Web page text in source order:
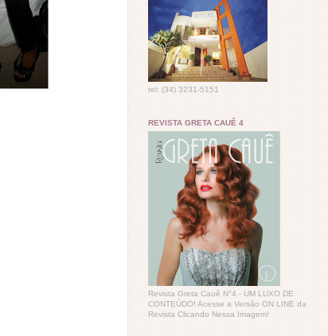
tel: (34) 3231-5151
REVISTA GRETA CAUÊ 4
Revista Greta Cauê N°4 - UM LUXO DE
CONTEÚDO! Acesse a Versão ON LINE da
Revista Clicando Nessa Imagem!